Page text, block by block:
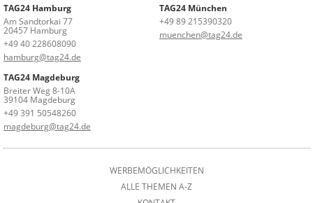
TAG24 Hamburg
Am Sandtorkai 77
20457 Hamburg
+49 40 228608090
hamburg@tag24.de
TAG24 München
+49 89 215390320
muenchen@tag24.de
TAG24 Magdeburg
Breiter Weg 8-10A
39104 Magdeburg
+49 391 50548260
magdeburg@tag24.de
WERBEMÖGLICHKEITEN
ALLE THEMEN A-Z